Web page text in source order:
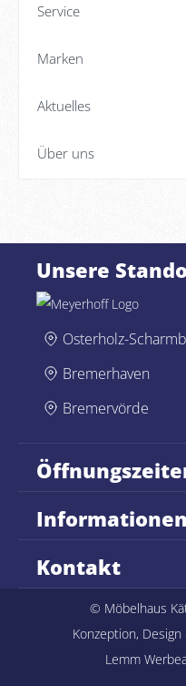
Service
Marken
Aktuelles
Über uns
Unsere
Osterholz-
Bremerhaven
Bremervörde
Kontakt
Informationen
© Möbelhaus
Konzeption,
Lemm